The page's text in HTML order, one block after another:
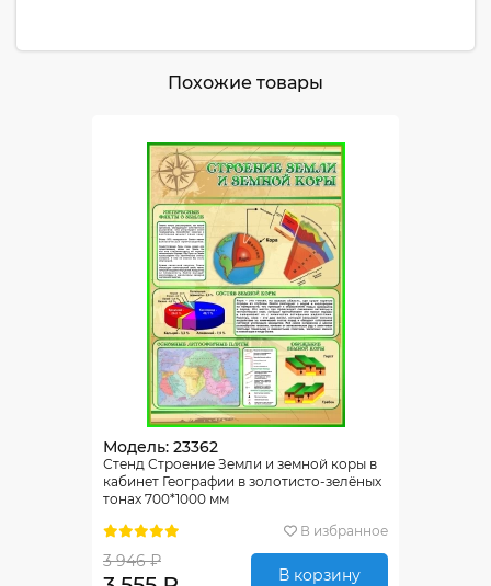
Похожие товары
Модель: 23362
Стенд Строение Земли и земной коры в
кабинет Географии в золотисто-зелёных
тонах 700*1000 мм
В избранное
3 946 ₽
В корзину